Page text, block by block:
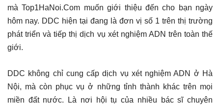
mà Top1HaNoi.Com muốn giới thiệu đến cho bạn ngày
hôm nay. DDC hiện tại đang là đơn vị số 1 trên thị trường
phát triển và tiếp thị dịch vụ xét nghiệm ADN trên toàn thế
giới.
DDC không chỉ cung cấp dịch vụ xét nghiệm ADN ở Hà
Nội, mà còn phục vụ ở những tỉnh thành khác trên mọi
miền đất nước. Là nơi hội tụ của nhiều bác sĩ chuyên